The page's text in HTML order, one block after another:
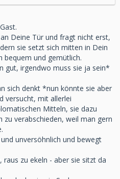
Deine Tür und fragt nicht erst,
sie setzt sich mitten in Dein
bequem und gemütlich.
gut, irgendwo muss sie ja sein*
sich denkt *nun könnte sie aber
versucht, mit allerlei
Mitteln, sie dazu
zu verabschieden, weil man gern
unversöhnlich und bewegt
raus zu ekeln - aber sie sitzt da